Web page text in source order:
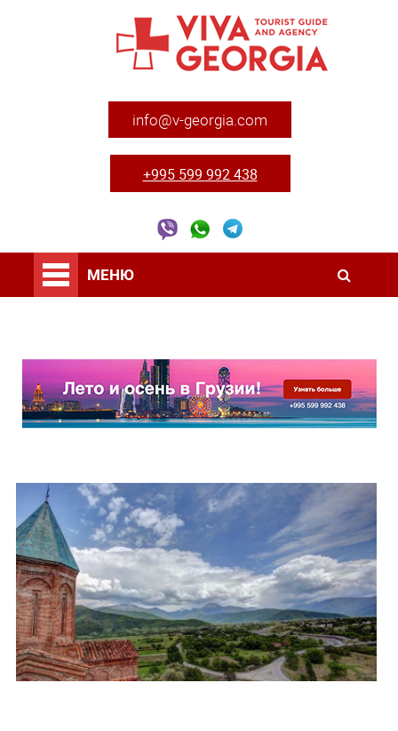
info@v-georgia.com
+995 599 992 438
МЕНЮ